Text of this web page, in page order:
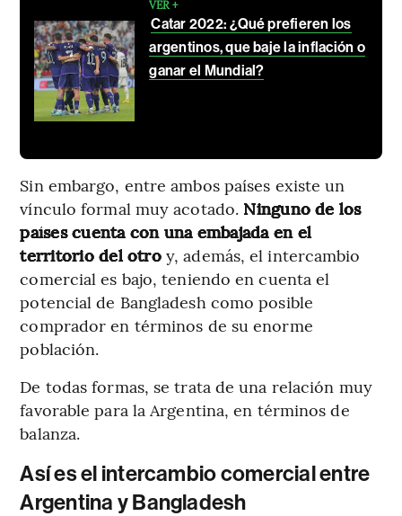
VER +
Catar 2022: ¿Qué prefieren los
argentinos, que baje la inflación o
ganar el Mundial?
Sin embargo, entre ambos países existe un
vínculo formal muy acotado. Ninguno de los
países cuenta con una embajada en el
territorio del otroy, además, el intercambio
comercial es bajo, teniendo en cuenta el
potencial de Bangladesh como posible
comprador en términos de su enorme
población.
De todas formas, se trata de una relación muy
favorable para la Argentina, en términos de
balanza.
Así es el intercambio comercial entre
Argentina y Bangladesh